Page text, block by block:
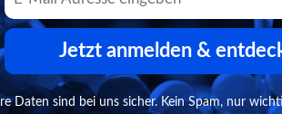
Jetzt anmelden &
Daten sind bei uns sicher. Kein Spam, nur